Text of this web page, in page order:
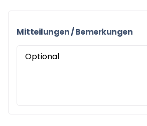
Mitteilungen / Bemerkungen